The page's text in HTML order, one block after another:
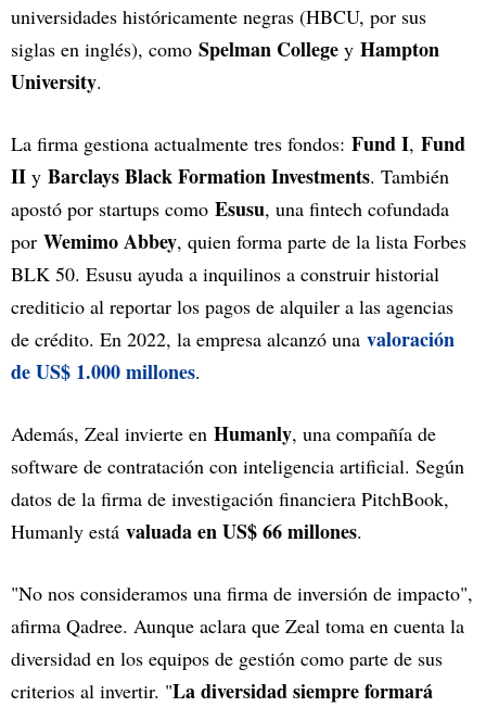
universidades históricamente negras (HBCU, por sus
siglas en inglés), como Spelman College y Hampton
University.
La firma gestiona actualmente tres fondos: Fund I, Fund
II y Barclays Black Formation Investments. También
apostó por startups como Esusu, una fintech cofundada
por Wemimo Abbey, quien forma parte de la lista Forbes
BLK 50. Esusu ayuda a inquilinos a construir historial
crediticio al reportar los pagos de alquiler a las agencias
de crédito. En 2022, la empresa alcanzó una valoración
de US$ 1.000 millones.
Además, Zeal invierte en Humanly, una compañía de
software de contratación con inteligencia artificial. Según
datos de la firma de investigación financiera PitchBook,
Humanly está valuada en US$ 66 millones.
"No nos consideramos una firma de inversión de impacto",
afirma Qadree. Aunque aclara que Zeal toma en cuenta la
diversidad en los equipos de gestión como parte de sus
criterios al invertir. "La diversidad siempre formará